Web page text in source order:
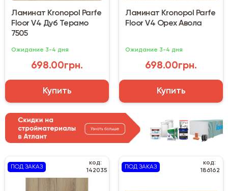
Ламинат Kronopol Parfe
Floor V4 Дуб Терамо
7505
Ожидание 3-4 дня
698.00грн.
Купить
Ламинат Kronopol Parfe
Floor V4 Орех Авола
Ожидание 3-4 дня
698.00грн.
Купить
ПОД ЗАКАЗ
код:
142035
ПОД ЗАКАЗ
код:
186162